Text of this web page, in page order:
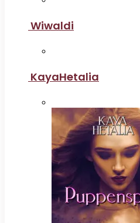
Wiwaldi
KayaHetalia